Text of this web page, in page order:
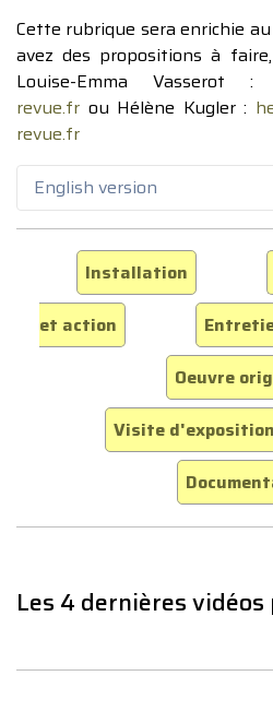
Cette rubrique sera enrichie
avez des propositions à
Louise-Emma Vasserot :
revue.fr ou Hélène Kugler :
revue.fr
English version
Installation
et action
Oeuvre
Visite
Les 4 dernières